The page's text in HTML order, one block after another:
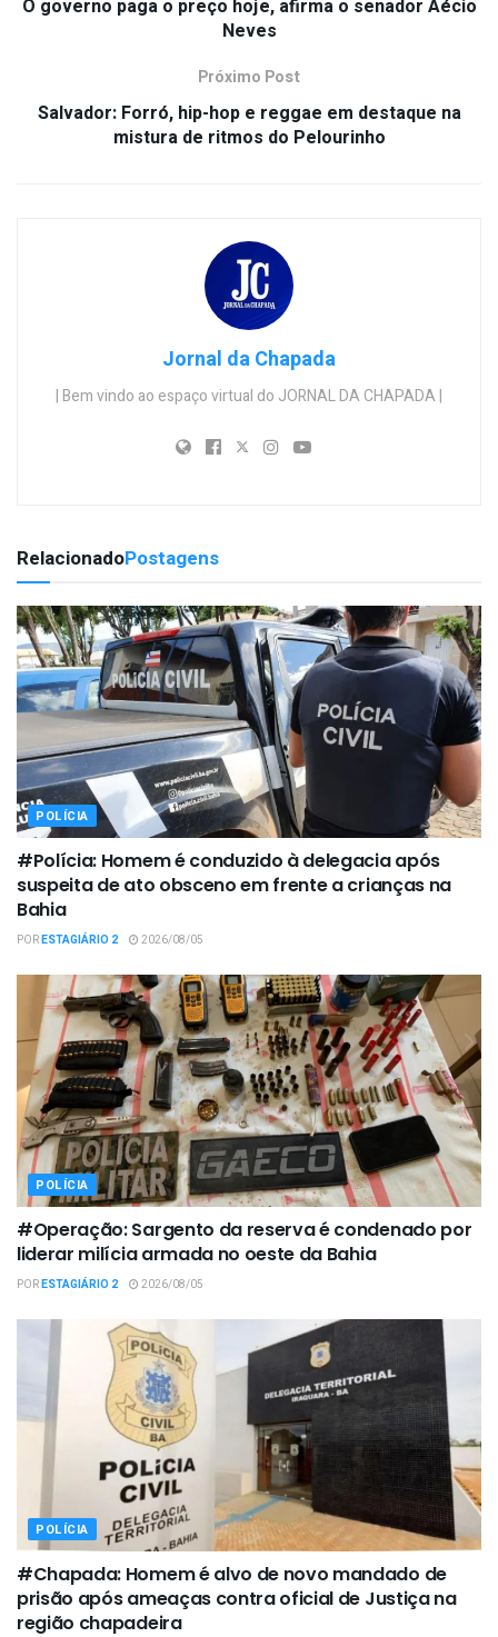
O governo paga o preço hoje, afirma o senador Aécio
Neves
Próximo Post
Salvador: Forró, hip-hop e reggae em destaque na
mistura de ritmos do Pelourinho
Jornal da Chapada
| Bem vindo ao espaço virtual do JORNAL DA CHAPADA |
RelacionadoPostagens
POLÍCIA
#Polícia: Homem é conduzido à delegacia após
suspeita de ato obsceno em frente a crianças na
Bahia
PORESTAGIÁRIO 2 2026/08/05
POLÍCIA
#Operação: Sargento da reserva é condenado por
liderar milícia armada no oeste da Bahia
PORESTAGIÁRIO 2 2026/08/05
POLÍCIA
#Chapada: Homem é alvo de novo mandado de
prisão após ameaças contra oficial de Justiça na
região chapadeira